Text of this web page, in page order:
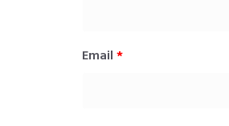
Email *